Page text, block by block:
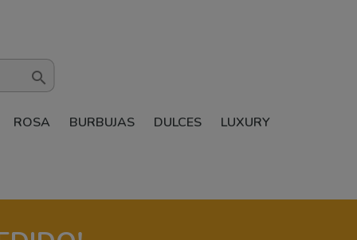

ROSA BURBUJAS DULCES
LUXURY